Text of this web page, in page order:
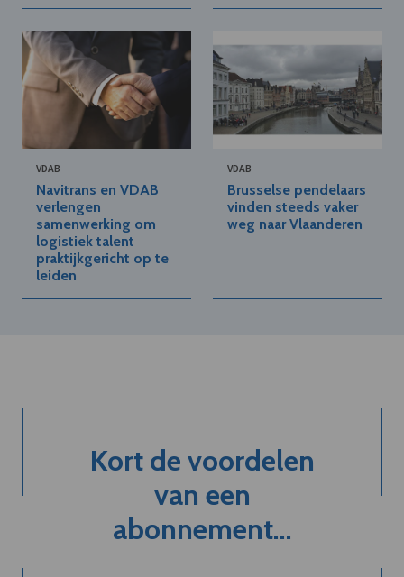
VDAB
Navitrans en VDAB
verlengen
samenwerking om
logistiek talent
praktijkgericht op te
leiden
VDAB
Brusselse pendelaars
vinden steeds vaker
weg naar Vlaanderen
Kort de voordelen
van een
abonnement...